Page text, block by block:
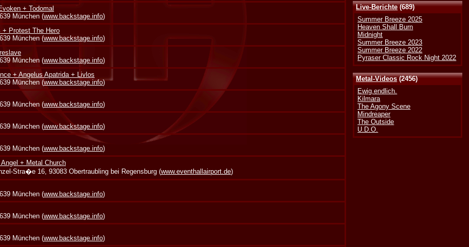
Live-Berichte(689)
Summer Breeze 2025
Heaven Shall Burn
Midnight
Summer Breeze 2023
Summer Breeze 2022
Pyraser Classic Rock Night 2022
Metal-Videos(2456)
Ewig.endlich.
Kilmara
The Agony Scene
Mindreaper
The Outside
U.D.O.
+ Todomal
München (www.backstage.info)
+ Protest The Hero
München (www.backstage.info)
München (www.backstage.info)
+ Angelus Apatrida + Livlos
München (www.backstage.info)
München (www.backstage.info)
München (www.backstage.info)
München (www.backstage.info)
+ Metal Church
Stra�e 16, 93083 Obertraubling bei Regensburg (www.eventhallairport.de)
München (www.backstage.info)
München (www.backstage.info)
München (www.backstage.info)